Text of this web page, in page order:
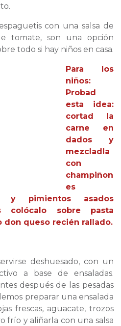
con una salsa de
tomate, son una opción
todo si hay niños en casa.
Para los
niños:
Probad
esta idea:
cortad la
carne en
dados y
mezcladla
con
champiñon
es
y pimientos asados
colócalo sobre pasta
don queso recién rallado.
deshuesado, con un
a base de ensaladas.
después de las pesadas
preparar una ensalada
frescas, aguacate, trozos
frío y aliñarla con una salsa